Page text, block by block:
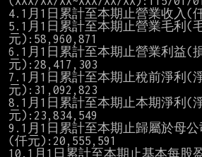
4.1月1日累計至本期止營業收入(
5.1月1日累計至本期止營業毛利(
元):58,960,871
6.1月1日累計至本期止營業利益(
元):28,417,303
7.1月1日累計至本期止稅前淨利(
元):31,092,823
8.1月1日累計至本期止本期淨利(
元):23,834,549
9.1月1日累計至本期止歸屬於母
(仟元):20,555,591
10.1月1日累計至本期止基本每股